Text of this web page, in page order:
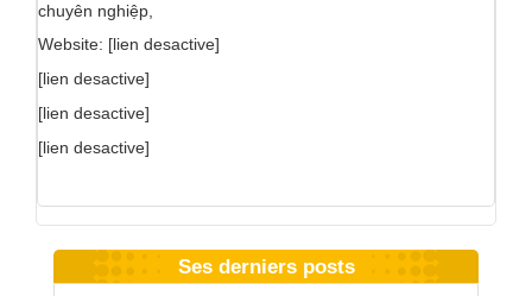
chuyên nghiệp,
Website: [lien desactive]
[lien desactive]
[lien desactive]
[lien desactive]
Ses derniers posts